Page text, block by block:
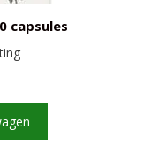
capsules